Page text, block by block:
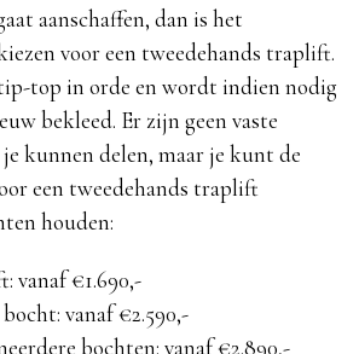
aanschaffen, dan is het
voor een tweedehands traplift.
top in orde en wordt indien nodig
bekleed. Er zijn geen vaste
kunnen delen, maar je kunt de
een tweedehands traplift
houden:
vanaf €1.690,-
vanaf €2.590,-
bochten: vanaf €2.890,-